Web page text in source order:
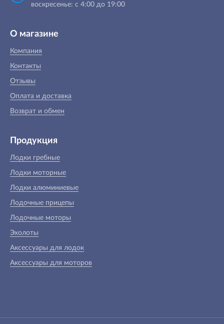
воскресенье: с 4:00 до 19:00
О магазине
Компания
Контакты
Отзывы
Оплата и доставка
Возврат и обмен
Продукция
Лодки гребные
Лодки моторные
Лодки алюминиевые
Лодочные прицепы
Лодочные моторы
Эхолоты
Аксессуары для лодок
Аксессуары для моторов